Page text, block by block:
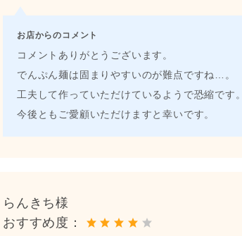
お店からのコメント
コメントありがとうございます。
でんぷん麺は固まりやすいのが難点ですね…。
工夫して作っていただけているようで恐縮です。
今後ともご愛顧いただけますと幸いです。
らんきち様
おすすめ度：